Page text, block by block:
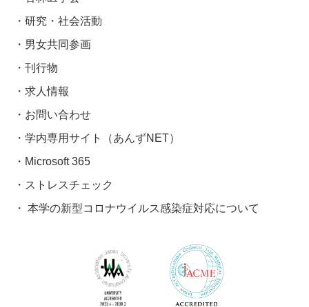
研究・社会活動
男女共同参画
刊行物
求人情報
お問い合わせ
学内専用サイト（あんずNET）
Microsoft 365
ストレスチェック
本学の新型コロナウイルス感染症対応について